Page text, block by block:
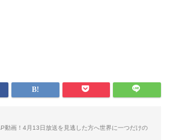
動画！4月13日放送を見逃した方へ世界に一つだけの